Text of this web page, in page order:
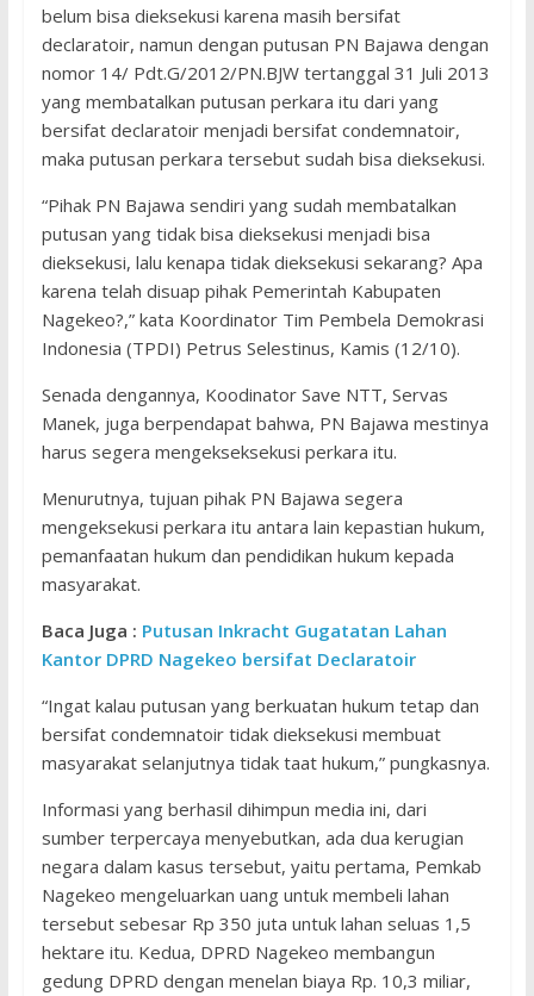
belum bisa dieksekusi karena masih bersifat
declaratoir, namun dengan putusan PN Bajawa dengan
nomor 14/ Pdt.G/2012/PN.BJW tertanggal 31 Juli 2013
yang membatalkan putusan perkara itu dari yang
bersifat declaratoir menjadi bersifat condemnatoir,
maka putusan perkara tersebut sudah bisa dieksekusi.
“Pihak PN Bajawa sendiri yang sudah membatalkan
putusan yang tidak bisa dieksekusi menjadi bisa
dieksekusi, lalu kenapa tidak dieksekusi sekarang? Apa
karena telah disuap pihak Pemerintah Kabupaten
Nagekeo?,” kata Koordinator Tim Pembela Demokrasi
Indonesia (TPDI) Petrus Selestinus, Kamis (12/10).
Senada dengannya, Koodinator Save NTT, Servas
Manek, juga berpendapat bahwa, PN Bajawa mestinya
harus segera mengekseksekusi perkara itu.
Menurutnya, tujuan pihak PN Bajawa segera
mengeksekusi perkara itu antara lain kepastian hukum,
pemanfaatan hukum dan pendidikan hukum kepada
masyarakat.
Baca Juga : Putusan Inkracht Gugatatan Lahan
Kantor DPRD Nagekeo bersifat Declaratoir
“Ingat kalau putusan yang berkuatan hukum tetap dan
bersifat condemnatoir tidak dieksekusi membuat
masyarakat selanjutnya tidak taat hukum,” pungkasnya.
Informasi yang berhasil dihimpun media ini, dari
sumber terpercaya menyebutkan, ada dua kerugian
negara dalam kasus tersebut, yaitu pertama, Pemkab
Nagekeo mengeluarkan uang untuk membeli lahan
tersebut sebesar Rp 350 juta untuk lahan seluas 1,5
hektare itu. Kedua, DPRD Nagekeo membangun
gedung DPRD dengan menelan biaya Rp. 10,3 miliar,